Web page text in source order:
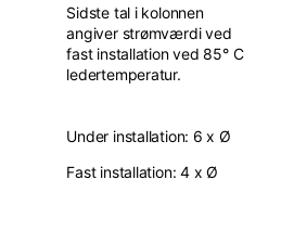
Sidste tal i kolonnen
angiver strømværdi ved
fast installation ved 85° C
ledertemperatur.
Under installation: 6 x Ø
Fast installation: 4 x Ø